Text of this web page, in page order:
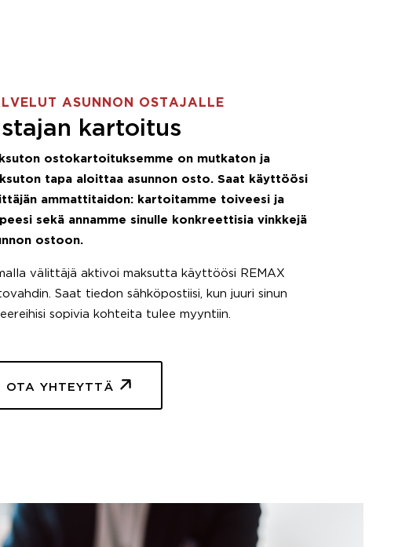
ASUNNON OSTAJALLE
kartoitus
ostokartoituksemme on mutkaton ja
tapa aloittaa asunnon osto. Saat käyttöösi
ammattitaidon: kartoitamme toiveesi ja
sekä annamme sinulle konkreettisia vinkkejä
ostoon.
välittäjä aktivoi maksutta käyttöösi REMAX
Saat tiedon sähköpostiisi, kun juuri sinun
sopivia kohteita tulee myyntiin.
OTA YHTEYTTÄ